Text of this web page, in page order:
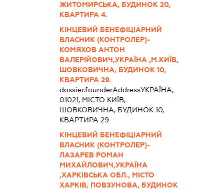
ЖИТОМИРСЬКА, БУДИНОК 20,
КВАРТИРА 4.
КІНЦЕВИЙ БЕНЕФІЦІАРНИЙ
ВЛАСНИК (КОНТРОЛЕР)-
КОМЯХОВ АНТОН
ВАЛЕРІЙОВИЧ,УКРАЇНА ,М.КИЇВ,
ШОВКОВИЧНА, БУДИНОК 10,
КВАРТИРА 29.
dossier.founderAddressУКРАЇНА,
01021, МІСТО КИЇВ,
ШОВКОВИЧНА, БУДИНОК 10,
КВАРТИРА 29
КІНЦЕВИЙ БЕНЕФІЦІАРНИЙ
ВЛАСНИК (КОНТРОЛЕР)-
ЛАЗАРЕВ РОМАН
МИХАЙЛОВИЧ,УКРАЇНА
,ХАРКІВСЬКА ОБЛ., МІСТО
ХАРКІВ, ПОВЗУНОВА, БУДИНОК